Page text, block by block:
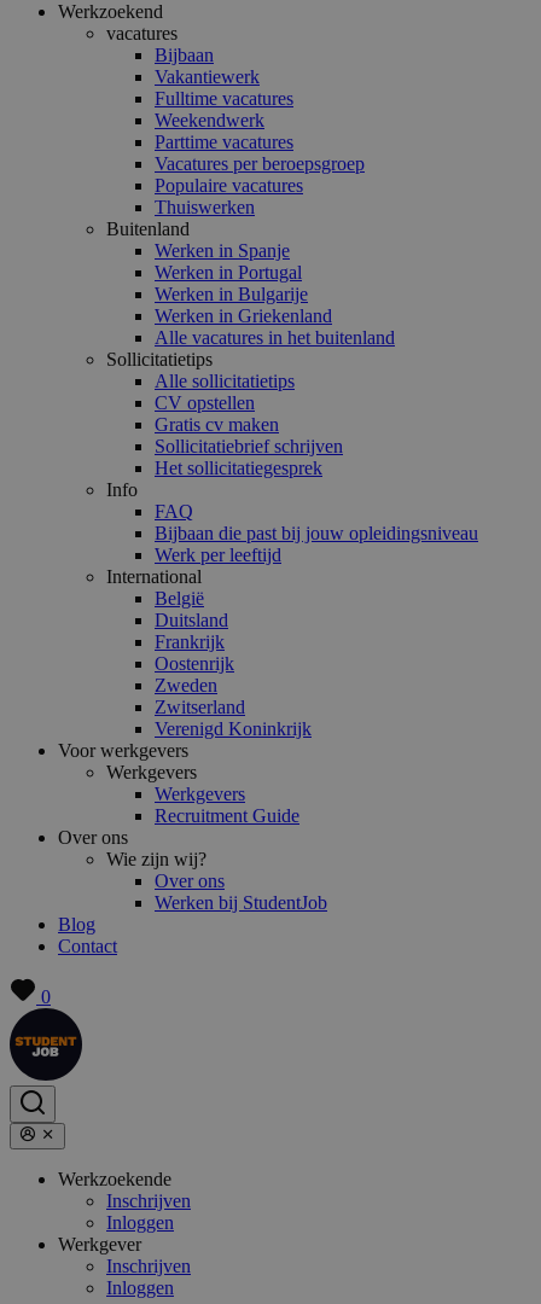
Werkzoekend
vacatures
Bijbaan
Vakantiewerk
Fulltime vacatures
Weekendwerk
Parttime vacatures
Vacatures per beroepsgroep
Populaire vacatures
Thuiswerken
Buitenland
Werken in Spanje
Werken in Portugal
Werken in Bulgarije
Werken in Griekenland
Alle vacatures in het buitenland
Sollicitatietips
Alle sollicitatietips
CV opstellen
Gratis cv maken
Sollicitatiebrief schrijven
Het sollicitatiegesprek
Info
FAQ
Bijbaan die past bij jouw opleidingsniveau
Werk per leeftijd
International
België
Duitsland
Frankrijk
Oostenrijk
Zweden
Zwitserland
Verenigd Koninkrijk
Voor werkgevers
Werkgevers
Werkgevers
Recruitment Guide
Over ons
Wie zijn wij?
Over ons
Werken bij StudentJob
Blog
Contact
0
Werkzoekende
Inschrijven
Inloggen
Werkgever
Inschrijven
Inloggen